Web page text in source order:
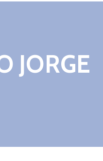
JORGE